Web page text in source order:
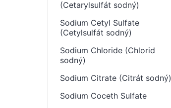
(Cetarylsulfát sodný)
Sodium Cetyl Sulfate
(Cetylsulfát sodný)
Sodium Chloride (Chlorid
sodný)
Sodium Citrate (Citrát sodný)
Sodium Coceth Sulfate